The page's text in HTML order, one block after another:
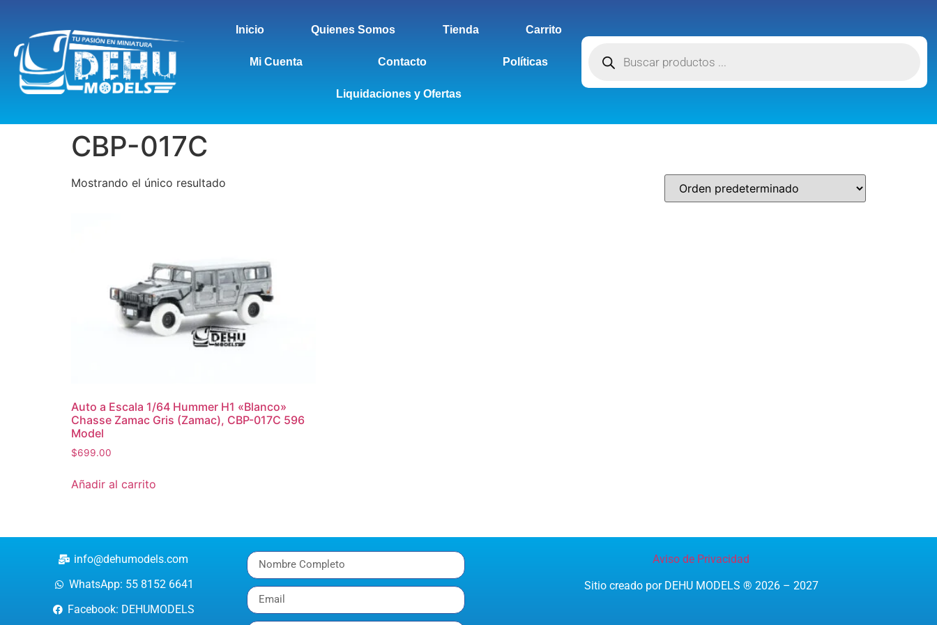
Inicio Quienes Somos Tienda Carrito
Mi Cuenta Contacto Políticas
Liquidaciones y Ofertas
CBP-017C
Mostrando el único resultado
Auto a Escala 1/64 Hummer H1 «Blanco»
Chasse Zamac Gris (Zamac), CBP-017C 596
Model
$699.00
Añadir al carrito
info@dehumodels.com
WhatsApp: 55 8152 6641
Facebook: DEHUMODELS
Aviso de Privacidad
Sitio creado por DEHU MODELS ® 2026 – 2027